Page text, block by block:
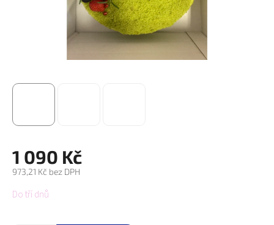
1 090 Kč
973,21 Kč bez DPH
Měrná
cena:
Do tří dnů